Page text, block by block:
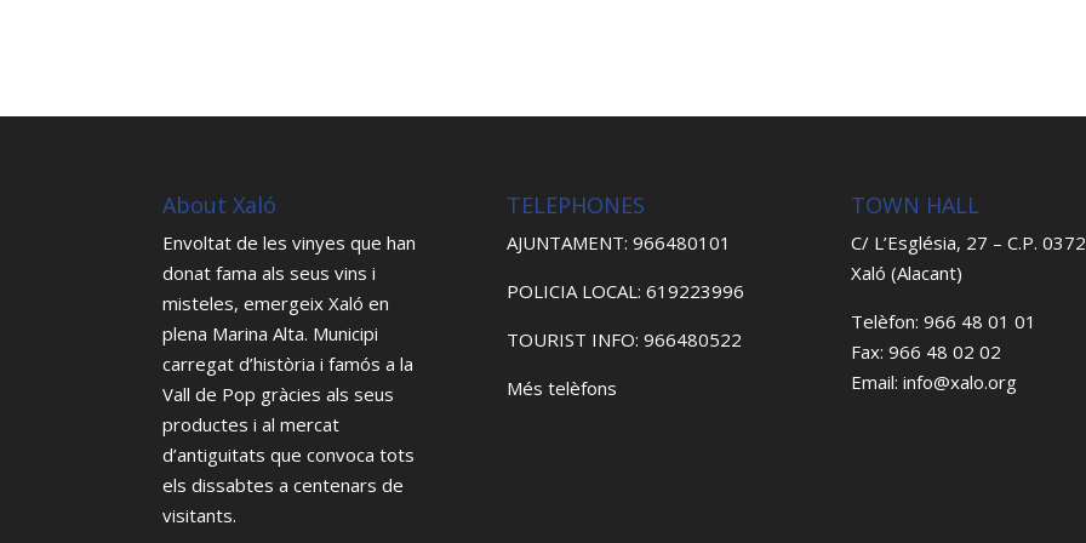
About Xaló
Envoltat de les vinyes que han
donat fama als seus vins i
misteles, emergeix Xaló en
plena Marina Alta. Municipi
carregat d’història i famós a la
Vall de Pop gràcies als seus
productes i al mercat
d’antiguitats que convoca tots
els dissabtes a centenars de
visitants.
TELEPHONES
AJUNTAMENT: 966480101
POLICIA LOCAL: 619223996
TOURIST INFO: 966480522
Més telèfons
TOWN HALL
C/ L’Església, 27 – C.P.
Xaló (Alacant)
Telèfon: 966 48 01 01
Fax: 966 48 02 02
Email: info@xalo.org